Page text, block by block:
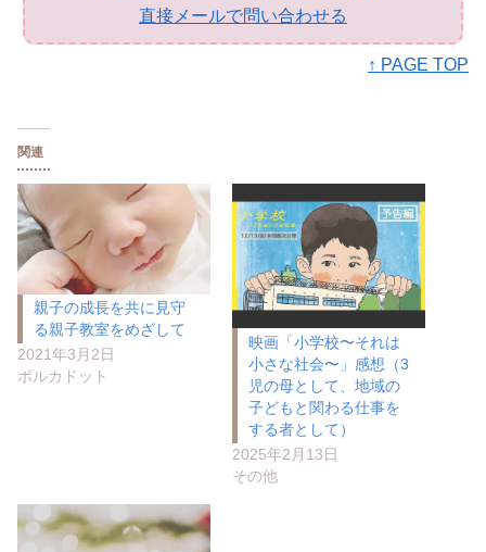
直接メールで問い合わせる
↑ PAGE TOP
関連
親子の成長を共に見守
る親子教室をめざして
2021年3月2日
ポルカドット
映画「小学校〜それは
小さな社会〜」感想（3
児の母として、地域の
子どもと関わる仕事を
する者として）
2025年2月13日
その他